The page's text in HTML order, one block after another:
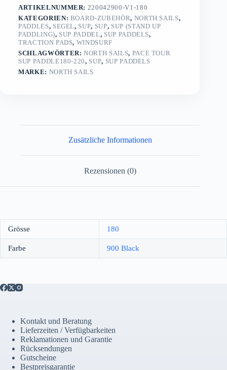
ARTIKELNUMMER: 220042900-V1-180
KATEGORIEN: BOARD-ZUBEHÖR, NORTH SAILS,
PADDLES, SEGEL, SUP, SUP, SUP (STAND UP
PADDLING), SUP PADDEL, SUP PADDELS,
TRACTION PADS, WINDSURF
SCHLAGWÖRTER:NORTH SAILS, PACE TOUR
SUP PADDLE180-220, SUP, SUP PADDELS
MARKE: NORTH SAILS
Zusätzliche Informationen
Rezensionen (0)
Grösse 180
Farbe 900 Black
Kontakt und Beratung
Lieferzeiten / Verfügbarkeiten
Reklamationen und Garantie
Rücksendungen
Gutscheine
Bestpreisgarantie